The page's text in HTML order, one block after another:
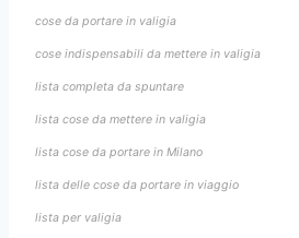
cose da portare in valigia
cose indispensabili da mettere in valigia
lista completa da spuntare
lista cose da mettere in valigia
lista cose da portare in Milano
lista delle cose da portare in viaggio
lista per valigia